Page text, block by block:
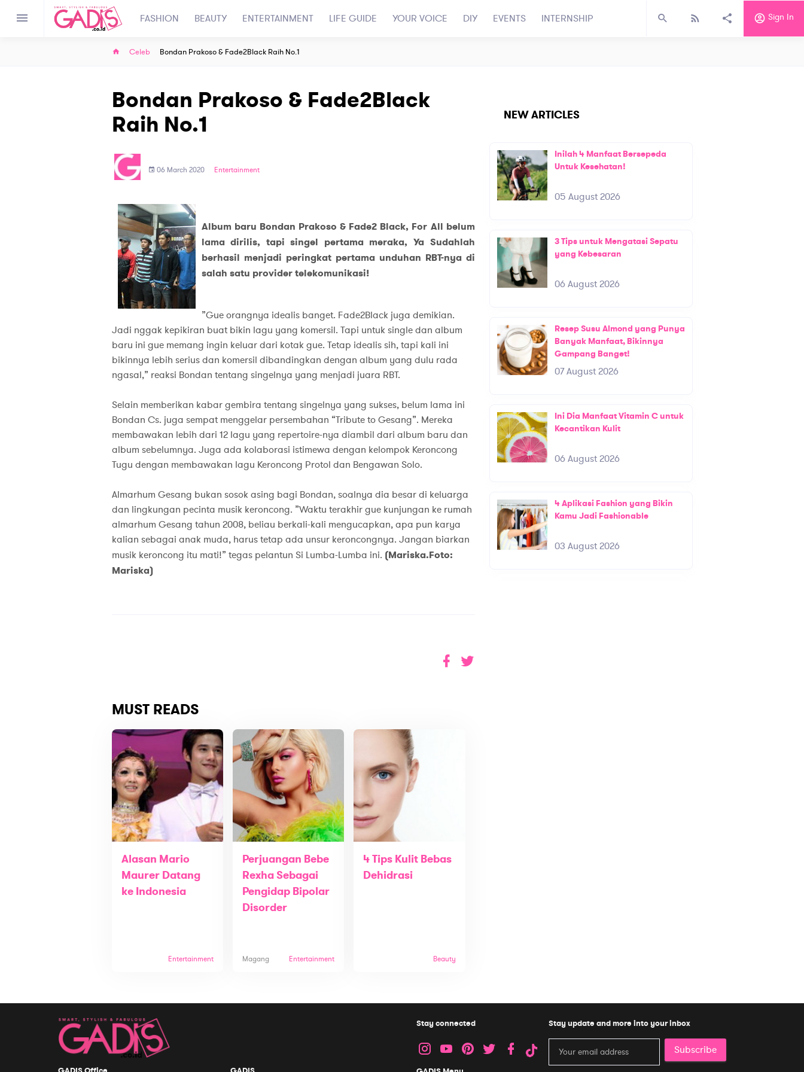
FASHION BEAUTY ENTERTAINMENT LIFE GUIDE YOUR VOICE DIY EVENTS INTERNSHIP Sign In
Celeb Bondan Prakoso & Fade2Black Raih No.1
Bondan Prakoso & Fade2Black
Raih No.1
06 March 2020 Entertainment
Album baru Bondan Prakoso & Fade2 Black, For All belum
lama dirilis, tapi singel pertama meraka, Ya Sudahlah
berhasil menjadi peringkat pertama unduhan RBT-nya di
salah satu provider telekomunikasi!
”Gue orangnya idealis banget. Fade2Black juga demikian.
Jadi nggak kepikiran buat bikin lagu yang komersil. Tapi untuk single dan album
baru ini gue memang ingin keluar dari kotak gue. Tetap idealis sih, tapi kali ini
bikinnya lebih serius dan komersil dibandingkan dengan album yang dulu rada
ngasal,” reaksi Bondan tentang singelnya yang menjadi juara RBT.
Selain memberikan kabar gembira tentang singelnya yang sukses, belum lama ini
Bondan Cs. juga sempat menggelar persembahan “Tribute to Gesang”. Mereka
membawakan lebih dari 12 lagu yang repertoire-nya diambil dari album baru dan
album sebelumnya. Juga ada kolaborasi istimewa dengan kelompok Keroncong
Tugu dengan membawakan lagu Keroncong Protol dan Bengawan Solo.
Almarhum Gesang bukan sosok asing bagi Bondan, soalnya dia besar di keluarga
dan lingkungan pecinta musik keroncong. ”Waktu terakhir gue kunjungan ke rumah
almarhum Gesang tahun 2008, beliau berkali-kali mengucapkan, apa pun karya
kalian sebagai anak muda, harus tetap ada unsur keroncongnya. Jangan biarkan
musik keroncong itu mati!” tegas pelantun Si Lumba-Lumba ini. (Mariska.Foto:
Mariska)
MUST READS
Alasan Mario
Maurer Datang
ke Indonesia
Entertainment
Perjuangan Bebe
Rexha Sebagai
Pengidap Bipolar
Disorder
Magang Entertainment
4 Tips Kulit Bebas
Dehidrasi
Beauty
NEW ARTICLES
Inilah 4 Manfaat Bersepeda
Untuk Kesehatan!
05 August 2026
3 Tips untuk Mengatasi Sepatu
yang Kebesaran
06 August 2026
Resep Susu Almond yang Punya
Banyak Manfaat, Bikinnya
Gampang Banget!
07 August 2026
Ini Dia Manfaat Vitamin C untuk
Kecantikan Kulit
06 August 2026
4 Aplikasi Fashion yang Bikin
Kamu Jadi Fashionable
03 August 2026
Stay connected Stay update and more into your inbox
Subscribe